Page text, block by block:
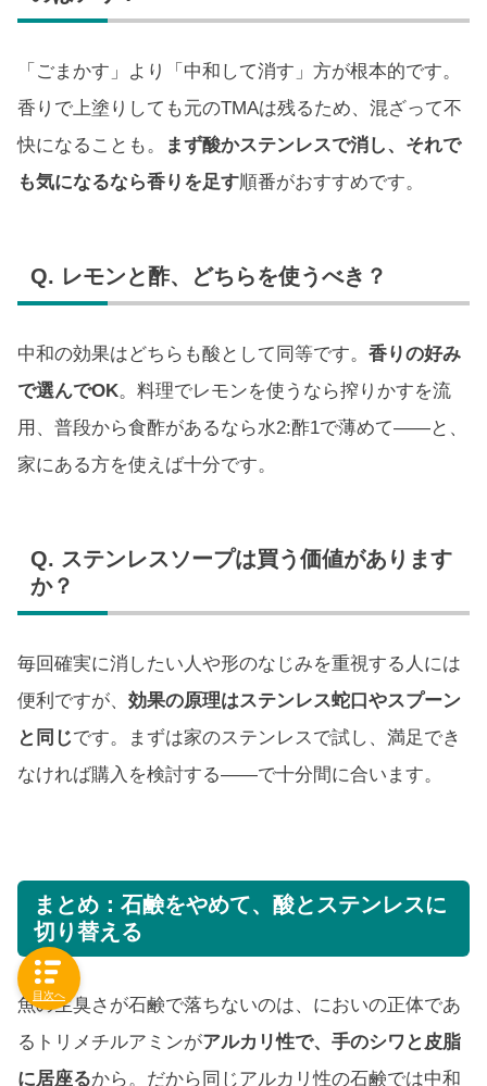
「ごまかす」より「中和して消す」方が根本的です。
香りで上塗りしても元のTMAは残るため、混ざって不
快になることも。
まず酸かステンレスで消し、それで
も気になるなら香りを足す順番がおすすめです。
Q. レモンと酢、どちらを使うべき？
中和の効果はどちらも酸として同等です。 香りの好み
で選んでOK。料理でレモンを使うなら搾りかすを流
用、普段から食酢があるなら水2:酢1で薄めて——と、
家にある方を使えば十分です。
Q. ステンレスソープは買う価値があります
か？
毎回確実に消したい人や形のなじみを重視する人には
便利ですが、 効果の原理はステンレス蛇口やスプーン
と同じです。まずは家のステンレスで試し、満足でき
なければ購入を検討する——で十分間に合います。
まとめ：石鹸をやめて、酸とステンレスに
切り替える
魚の生臭さが石鹸で落ちないのは、においの正体であ
るトリメチルアミンがアルカリ性で、手のシワと皮脂
に居座るから。だから同じアルカリ性の石鹸では中和
目次へ